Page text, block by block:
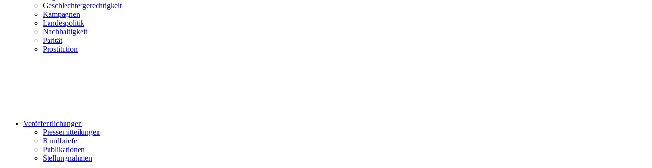
Geschlechtergerechtigkeit
Kampagnen
Landespolitik
Nachhaltigkeit
Parität
Prostitution
Veröffentlichungen
Pressemitteilungen
Rundbriefe
Publikationen
Stellungnahmen